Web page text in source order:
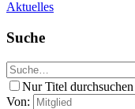
Aktuelles
Suche
Nur Titel durchsuchen
Von: